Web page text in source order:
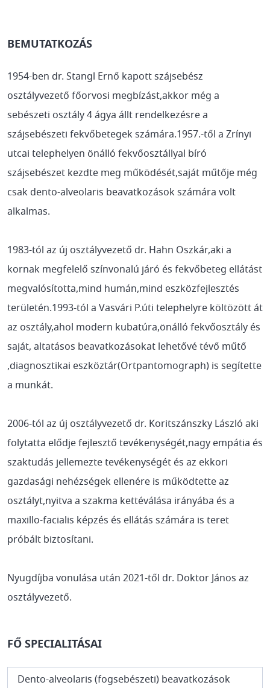
BEMUTATKOZÁS
1954-ben dr. Stangl Ernő kapott szájsebész
osztályvezető főorvosi megbízást,akkor még a
sebészeti osztály 4 ágya állt rendelkezésre a
szájsebészeti fekvőbetegek számára.1957.-től a Zrínyi
utcai telephelyen önálló fekvőosztállyal bíró
szájsebészet kezdte meg működését,saját műtője még
csak dento-alveolaris beavatkozások számára volt
alkalmas.
1983-tól az új osztályvezető dr. Hahn Oszkár,aki a
kornak megfelelő színvonalú járó és fekvőbeteg ellátást
megvalósította,mind humán,mind eszközfejlesztés
területén.1993-tól a Vasvári P.úti telephelyre költözött át
az osztály,ahol modern kubatúra,önálló fekvőosztály és
saját, altatásos beavatkozásokat lehetővé tévő műtő
,diagnosztikai eszköztár(Ortpantomograph) is segítette
a munkát.
2006-tól az új osztályvezető dr. Koritszánszky László aki
folytatta elődje fejlesztő tevékenységét,nagy empátia és
szaktudás jellemezte tevékenységét és az ekkori
gazdasági nehézségek ellenére is működtette az
osztályt,nyitva a szakma kettéválása irányába és a
maxillo-facialis képzés és ellátás számára is teret
próbált biztosítani.
Nyugdíjba vonulása után 2021-től dr. Doktor János az
osztályvezető.
FŐ SPECIALITÁSAI
Dento-alveolaris (fogsebészeti) beavatkozások